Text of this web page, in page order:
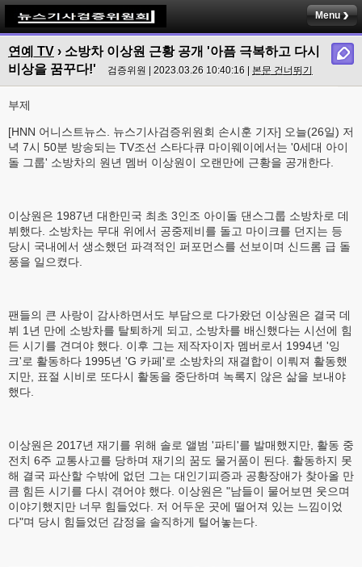
Menu
연예 TV › 소방차 이상원 근황 공개 '아픔 극복하고 다시
비상을 꿈꾸다!'
검증위원 | 2023.03.26 10:40:16 | 본문 건너뛰기
부제
[HNN 어니스트뉴스. 뉴스기사검증위원회 손시훈 기자] 오늘(26일) 저
녁 7시 50분 방송되는 TV조선 스타다큐 마이웨이에서는 '0세대 아이
돌 그룹' 소방차의 원년 멤버 이상원이 오랜만에 근황을 공개한다.
이상원은 1987년 대한민국 최초 3인조 아이돌 댄스그룹 소방차로 데
뷔했다. 소방차는 무대 위에서 공중제비를 돌고 마이크를 던지는 등
당시 국내에서 생소했던 파격적인 퍼포먼스를 선보이며 신드롬 급 돌
풍을 일으켰다.
팬들의 큰 사랑이 감사하면서도 부담으로 다가왔던 이상원은 결국 데
뷔 1년 만에 소방차를 탈퇴하게 되고, 소방차를 배신했다는 시선에 힘
든 시기를 견뎌야 했다. 이후 그는 제작자이자 멤버로서 1994년 '잉
크'로 활동하다 1995년 'G 카페'로 소방차의 재결합이 이뤄져 활동했
지만, 표절 시비로 또다시 활동을 중단하며 녹록지 않은 삶을 보내야
했다.
이상원은 2017년 재기를 위해 솔로 앨범 '파티'를 발매했지만, 활동 중
전치 6주 교통사고를 당하며 재기의 꿈도 물거품이 된다. 활동하지 못
해 결국 파산할 수밖에 없던 그는 대인기피증과 공황장애가 찾아올 만
큼 힘든 시기를 다시 겪어야 했다. 이상원은 "남들이 물어보면 웃으며
이야기했지만 너무 힘들었다. 저 어두운 곳에 떨어져 있는 느낌이었
다"며 당시 힘들었던 감정을 솔직하게 털어놓는다.